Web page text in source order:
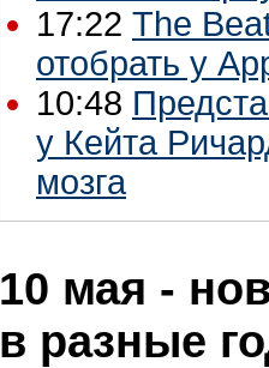
17:22 The
отобрать у
10:48
у Кейта
мозга
10 мая -
в разные